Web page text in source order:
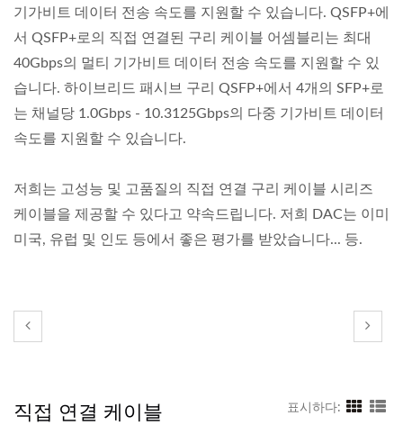
기가비트 데이터 전송 속도를 지원할 수 있습니다. QSFP+에
서 QSFP+로의 직접 연결된 구리 케이블 어셈블리는 최대
40Gbps의 멀티 기가비트 데이터 전송 속도를 지원할 수 있
습니다. 하이브리드 패시브 구리 QSFP+에서 4개의 SFP+로
는 채널당 1.0Gbps - 10.3125Gbps의 다중 기가비트 데이터
속도를 지원할 수 있습니다.
저희는 고성능 및 고품질의 직접 연결 구리 케이블 시리즈
케이블을 제공할 수 있다고 약속드립니다. 저희 DAC는 이미
미국, 유럽 및 인도 등에서 좋은 평가를 받았습니다... 등.
직접 연결 케이블 표시하다: